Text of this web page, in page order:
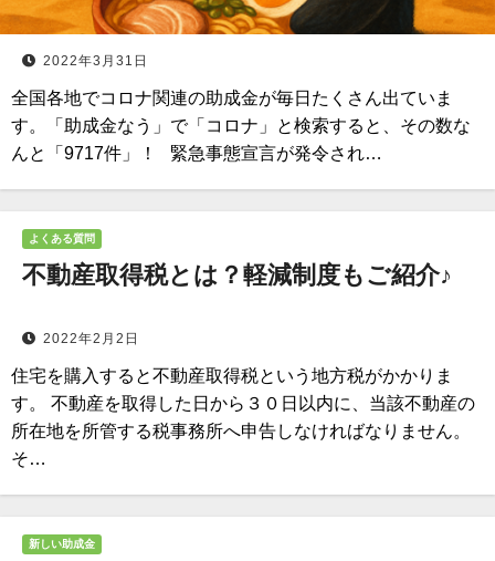
2022年3月31日
全国各地でコロナ関連の助成金が毎日たくさん出ていま
す。「助成金なう」で「コロナ」と検索すると、その数な
んと「9717件」！ 緊急事態宣言が発令され…
よくある質問
不動産取得税とは？軽減制度もご紹介♪
2022年2月2日
住宅を購入すると不動産取得税という地方税がかかりま
す。 不動産を取得した日から３０日以内に、当該不動産の
所在地を所管する税事務所へ申告しなければなりません。
そ…
新しい助成金